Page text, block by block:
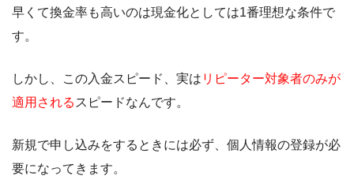
早くて換金率も高いのは現金化としては1番理想な条件で
す。
しかし、この入金スピード、実は リピーター対象者のみが
適用される スピードなんです。
新規で申し込みをするときには必ず、個人情報の登録が必
要になってきます。